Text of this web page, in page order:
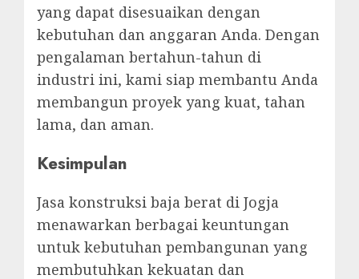
yang dapat disesuaikan dengan
kebutuhan dan anggaran Anda. Dengan
pengalaman bertahun-tahun di
industri ini, kami siap membantu Anda
membangun proyek yang kuat, tahan
lama, dan aman.
Kesimpulan
Jasa konstruksi baja berat di Jogja
menawarkan berbagai keuntungan
untuk kebutuhan pembangunan yang
membutuhkan kekuatan dan